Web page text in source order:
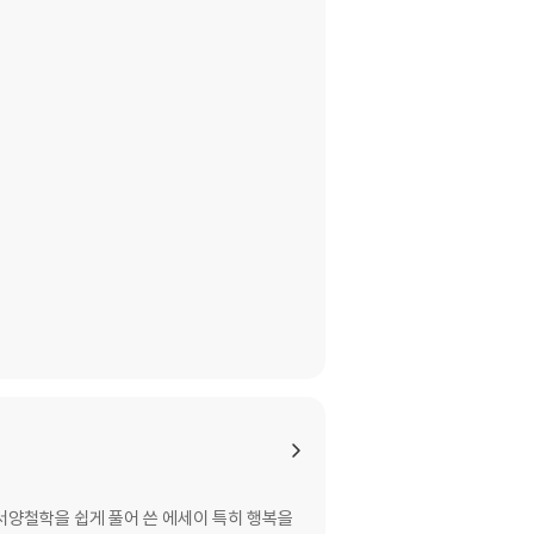
철학을 쉽게 풀어 쓴 에세이 특히 행복을